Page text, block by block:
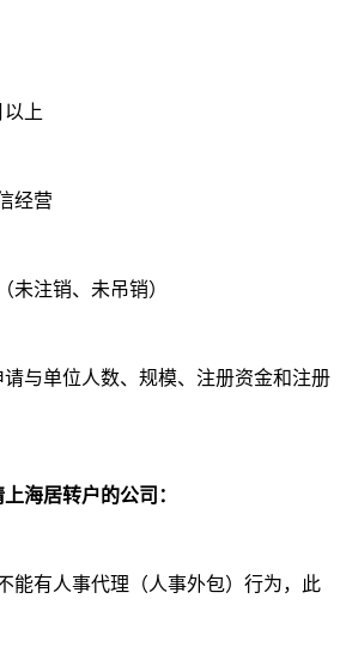
上
经营
未注销、未吊销）
与单位人数、规模、注册资金和注册
海居转户的公司：
能有人事代理（人事外包）行为，此